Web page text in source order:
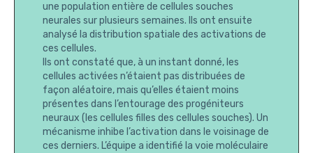
une population entière de cellules souches
neurales sur plusieurs semaines. Ils ont ensuite
analysé la distribution spatiale des activations de
ces cellules.
Ils ont constaté que, à un instant donné, les
cellules activées n’étaient pas distribuées de
façon aléatoire, mais qu’elles étaient moins
présentes dans l’entourage des progéniteurs
neuraux (les cellules filles des cellules souches). Un
mécanisme inhibe l’activation dans le voisinage de
ces derniers. L’équipe a identifié la voie moléculaire